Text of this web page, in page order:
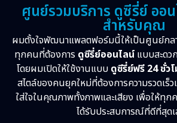
Inspirational แรงบันดาลใจ
Love
Melodrama
Mystery ลึกลับ
ศูนย์รวมบริการ ดูซีรี่ย์ ออ
สำหรับคุณ
ผมตั้งใจพัฒนาแพลตฟอร์มนี้ให้เป็นศูนย์กล
ทุกคนที่ต้องการ ดูซีรี่ย์ออนไลน์ แบบสะดว
โดยผมเปิดให้ใช้งานแบบ ดูซีรี่ย์ฟรี 24 ชั่ว
สไตล์ของคนยุคใหม่ที่ต้องการความรวดเร็ว
ใส่ใจในคุณภาพทั้งภาพและเสียง เพื่อให้ทุ
ได้รับประสบการณ์ที่ดีที่สุด